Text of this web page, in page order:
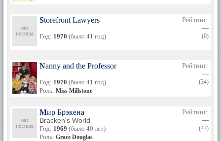
Storefront Lawyers
Год: 1970 (было 41 год)
Рейтинг:
—
(0)
Nanny and the Professor
Год: 1970 (было 41 год)
Роль: Miss Millstone
Рейтинг:
—
(34)
Мир Брэкена
Bracken's World
Год: 1969 (было 40 лет)
Роль: Grace Douglas
Рейтинг:
—
(47)